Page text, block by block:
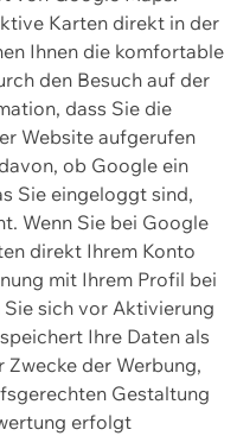
Karten direkt in der
Ihnen die komfortable
den Besuch auf der
dass Sie die
Website aufgerufen
ob Google ein
Sie eingeloggt sind,
Wenn Sie bei Google
direkt Ihrem Konto
mit Ihrem Profil bei
sich vor Aktivierung
Ihre Daten als
der Werbung,
Gestaltung
erfolgt